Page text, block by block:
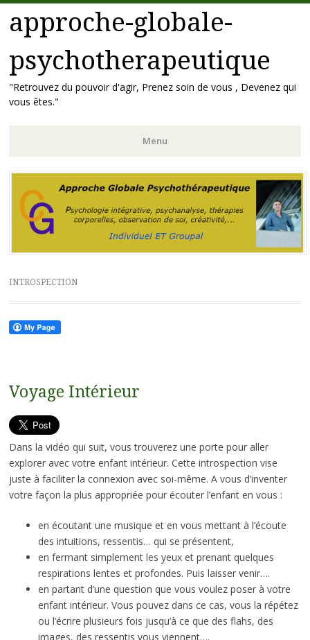
approche-globale-
psychotherapeutique
"Retrouvez du pouvoir d'agir, Prenez soin de vous , Devenez qui
vous êtes."
Menu
Aller
au
contenu
principal
INTROSPECTION
Voyage Intérieur
Dans la vidéo qui suit, vous trouverez une porte pour aller
explorer avec votre enfant intérieur. Cette introspection vise
juste à faciliter la connexion avec soi-même. A vous d’inventer
votre façon la plus appropriée pour écouter l’enfant en vous :
en écoutant une musique et en vous mettant à l’écoute
des intuitions, ressentis… qui se présentent,
en fermant simplement les yeux et prenant quelques
respirations lentes et profondes. Puis laisser venir….
en partant d’une question que vous voulez poser à votre
enfant intérieur. Vous pouvez dans ce cas, vous la répétez
ou l’écrire plusieurs fois jusqu’à ce que des flahs, des
images, des ressentis vous viennent….